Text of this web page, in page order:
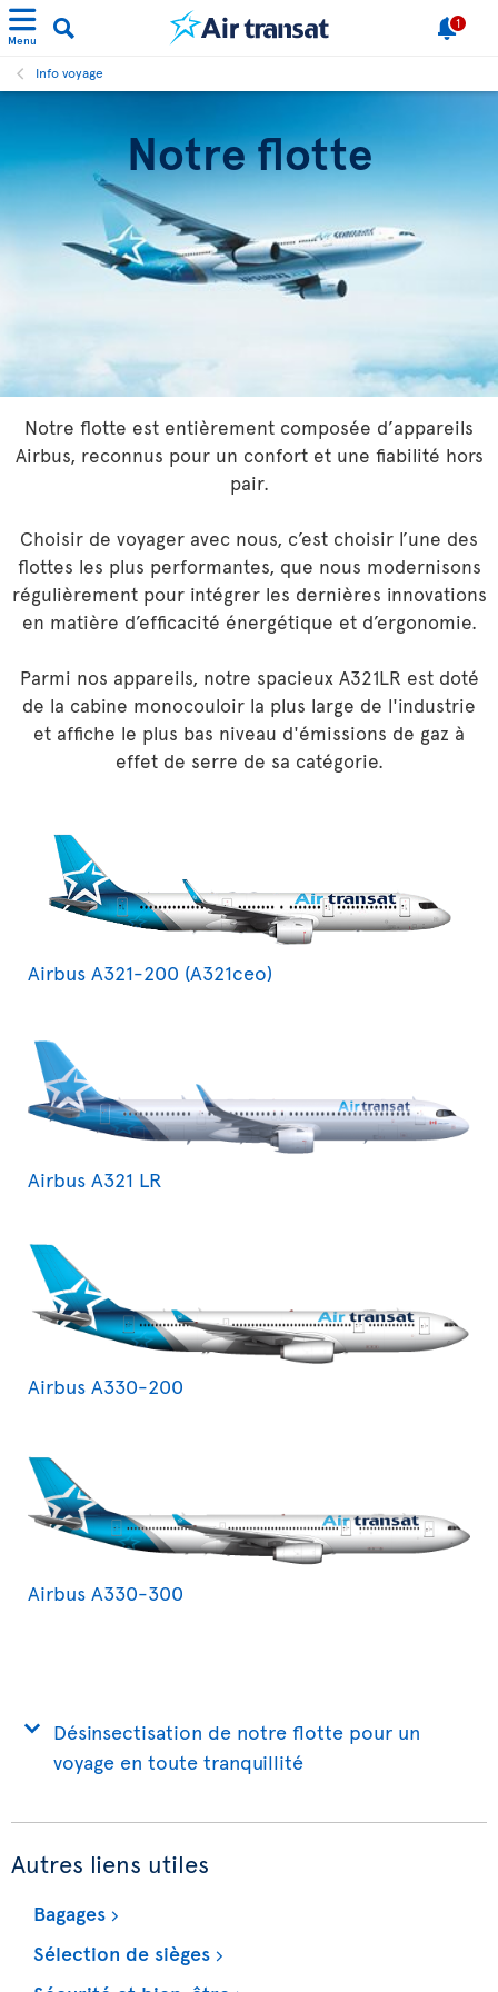
Menu
1
Info voyage
Notre flotte
Notre flotte est entièrement composée d’appareils
Airbus, reconnus pour un confort et une fiabilité hors
pair.
Choisir de voyager avec nous, c’est choisir l’une des
flottes les plus performantes, que nous modernisons
régulièrement pour intégrer les dernières innovations
en matière d’efficacité énergétique et d’ergonomie.
Parmi nos appareils, notre spacieux A321LR est doté
de la cabine monocouloir la plus large de l'industrie
et affiche le plus bas niveau d'émissions de gaz à
effet de serre de sa catégorie.
Airbus A321-200 (A321ceo)
Airbus A321 LR
Airbus A330-200
Airbus A330-300
Désinsectisation de notre flotte pour un
voyage en toute tranquillité
Autres liens utiles
Bagages
Sélection de sièges